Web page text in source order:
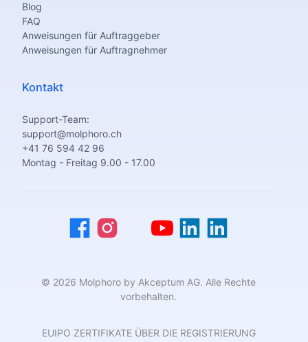
Blog
FAQ
Anweisungen für Auftraggeber
Anweisungen für Auftragnehmer
Kontakt
Support-Team:
support@molphoro.ch
+41 76 594 42 96
Montag - Freitag 9.00 - 17.00
© 2026 Molphoro by Akceptum AG. Alle Rechte
vorbehalten.
EUIPO ZERTIFIKATE ÜBER DIE REGISTRIERUNG